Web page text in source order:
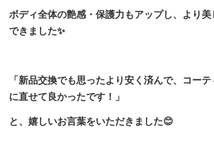
ボディ全体の艶感・保護力もアップし、より
できました✨
「新品交換でも思ったより安く済んで、コー
に直せて良かったです！」
と、嬉しいお言葉をいただきました😊